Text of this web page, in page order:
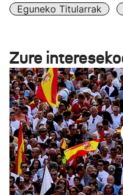
Eguneko Titularrak
Zure